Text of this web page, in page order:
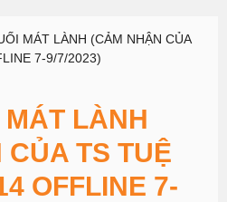
MÁT LÀNH (CẢM NHẬN CỦA
7-9/7/2023)
MÁT LÀNH
TS TUỆ
OFFLINE 7-